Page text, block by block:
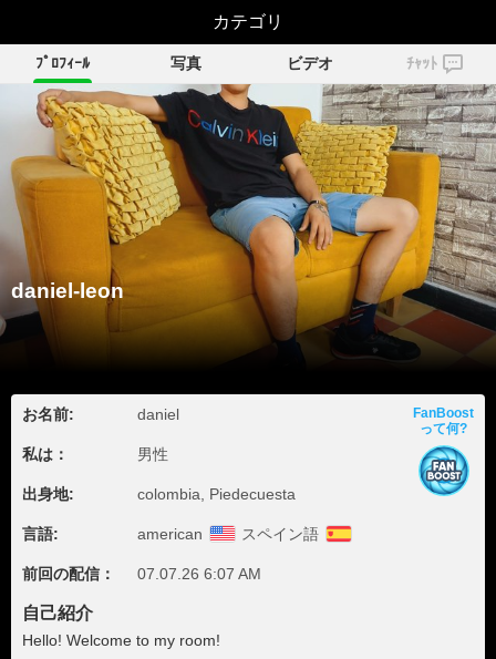
daniel-leon
ﾌﾟﾛﾌｨｰﾙ 写真 ビデオ ﾁｬｯﾄ
daniel-leon
お名前: daniel
私は： 男性
出身地: colombia, Piedecuesta
言語: american スペイン語
前回の配信： 07.07.26 6:07 AM
FanBoost
って何?
自己紹介
Hello! Welcome to my room!
カテゴリ